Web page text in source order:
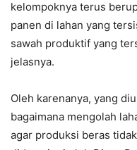
kelompoknya terus
panen di lahan yang
sawah produktif yang
jelasnya.
Oleh karenanya, yang
bagaimana mengolah
agar produksi beras